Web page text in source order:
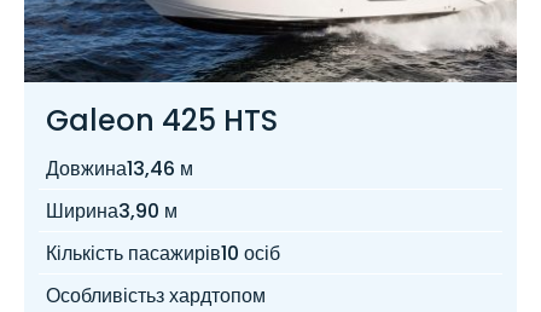
Galeon 425 HTS
Довжина13,46 м
Ширина3,90 м
Кількість пасажирів10 осіб
Особливістьз хардтопом